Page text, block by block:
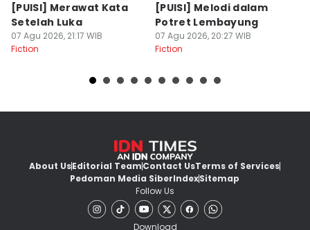
[PUISI] Merawat Kata
Setelah Luka
07 Agu 2026, 21:17 WIB
Fiction
[PUISI] Melodi dalam
Potret Lembayung
07 Agu 2026, 20:27 WIB
Fiction
About UsEditorial TeamContact UsTerms of Services
Pedoman Media SiberIndexSitemap
Follow Us
Download